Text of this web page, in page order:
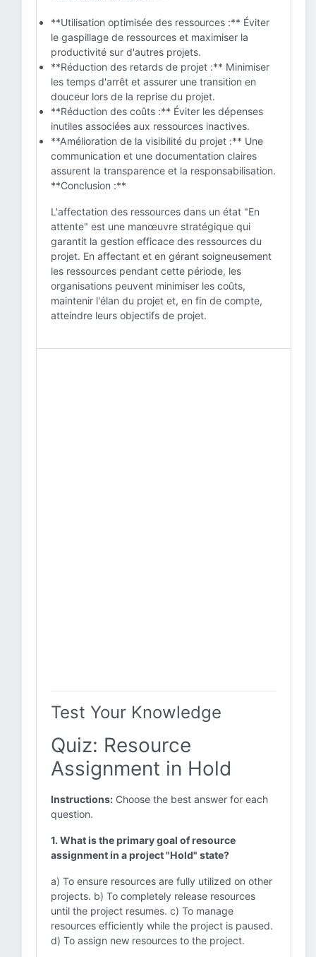
**Utilisation optimisée des ressources :** Éviter
le gaspillage de ressources et maximiser la
productivité sur d'autres projets.
**Réduction des retards de projet :** Minimiser
les temps d'arrêt et assurer une transition en
douceur lors de la reprise du projet.
**Réduction des coûts :** Éviter les dépenses
inutiles associées aux ressources inactives.
**Amélioration de la visibilité du projet :** Une
communication et une documentation claires
assurent la transparence et la responsabilisation.
**Conclusion :**
L'affectation des ressources dans un état "En
attente" est une manœuvre stratégique qui
garantit la gestion efficace des ressources du
projet. En affectant et en gérant soigneusement
les ressources pendant cette période, les
organisations peuvent minimiser les coûts,
maintenir l'élan du projet et, en fin de compte,
atteindre leurs objectifs de projet.
Test Your Knowledge
Quiz: Resource
Assignment in Hold
Instructions: Choose the best answer for each
question.
1. What is the primary goal of resource
assignment in a project "Hold" state?
a) To ensure resources are fully utilized on other
projects. b) To completely release resources
until the project resumes. c) To manage
resources efficiently while the project is paused.
d) To assign new resources to the project.